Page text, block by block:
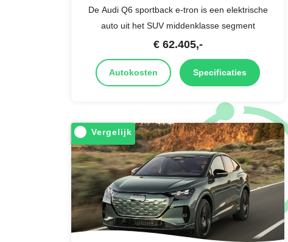
De Audi Q6 sportback e-tron is een elektrische
auto uit het SUV middenklasse segment
€ 62.405,-
Autokosten Specificaties
Vergelijk